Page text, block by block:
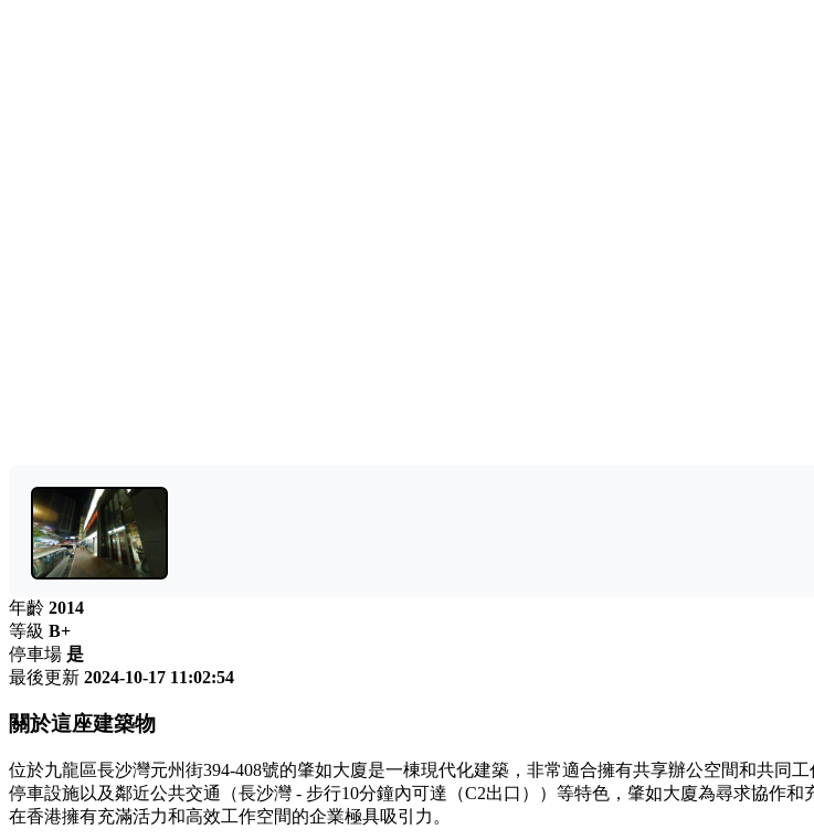
年齡 2014
等級 B+
停車場 是
最後更新 2024-10-17 11:02:54
關於這座建築物
位於九龍區長沙灣元州街394-408號的肇如大廈是一棟現代化建築，非常適合擁有共享辦公空間和共同
停車設施以及鄰近公共交通（長沙灣 - 步行10分鐘內可達（C2出口））等特色，肇如大廈為尋求協作
在香港擁有充滿活力和高效工作空間的企業極具吸引力。